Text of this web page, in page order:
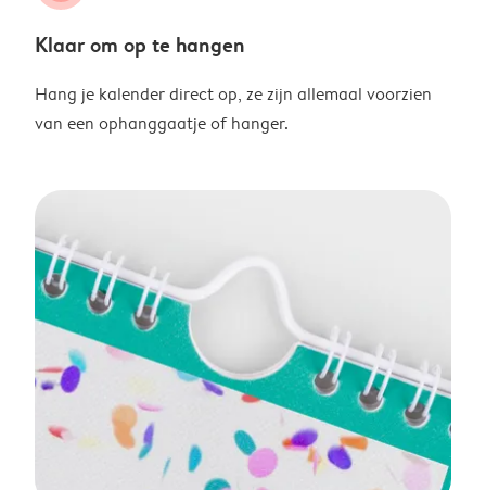
Klaar om op te hangen
Hang je kalender direct op, ze zijn allemaal voorzien
van een ophanggaatje of hanger.